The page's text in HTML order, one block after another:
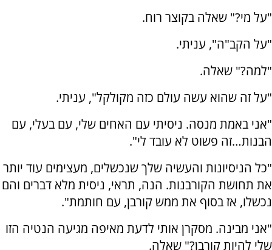
"על מי?" שאלה בקוצר רוח.
"על הקב"ה", עניתי.
"למה?" שאלה.
"על זה שהוא עשה עולם כזה מקולקל", עניתי.
"אני באמת מנסה. ניסיתי עם האחים שלי, עם בעלי, עם
הבנות…זה פשוט לא עובד לי".
"כל הניסיונות והעשיה שלך שנכשלים, מעצימים עוד יותר
את תחושת הקורבנות. הנה, תראי, ניסית מלא דברים והם
נכשלו, אז בסוף את ממש קורבן, עם חותמת".
"אני מבינה. מסקרן אותי לדעת מאיפה מגיעה הנטיה הזו
שלי להיות קורבן?" שאלה.